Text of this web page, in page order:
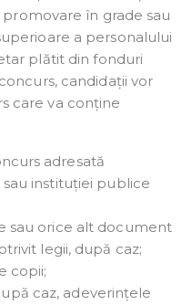
în grade sau
a personalului
plătit din fonduri
candidații vor
care va conține
adresată
instituției publice
sau orice alt document
legii, după caz;
copii;
caz, adeverințele